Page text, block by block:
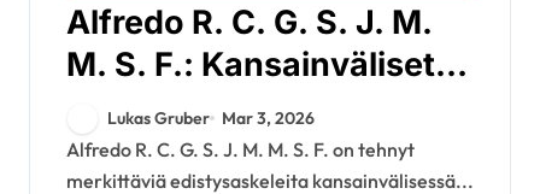
Alfredo R. C. G. S. J. M.
M. S. F.: Kansainväliset
virstanpylväät, Kapselit,
Panostukset
Lukas Gruber Mar 3, 2026
Alfredo R. C. G. S. J. M. M. S. F. on tehnyt
merkittäviä edistysaskeleita kansainvälisessä...